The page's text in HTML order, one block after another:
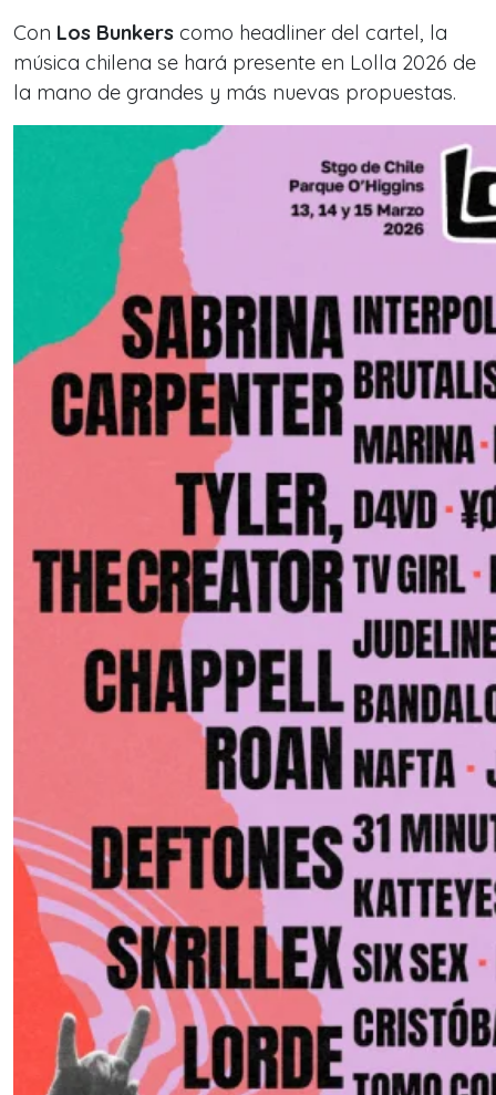
Con Los Bunkers como headliner del cartel, la
música chilena se hará presente en Lolla 2026 de
la mano de grandes y más nuevas propuestas.